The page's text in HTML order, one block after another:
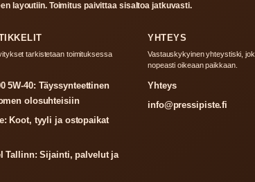
layoutiin. Toimitus paivittaa sisaltoa jatkuvasti.
tarkistetaan toimituksessa
5W-40: Täyssynteettinen
olosuhteisiin
Koot, tyyli ja ostopaikat
Tallinn: Sijainti, palvelut ja
YHTEYS
Vastauskykyinen yhteystiski,
nopeasti oikeaan paikkaan.
Yhteys
info@pressipiste.fi